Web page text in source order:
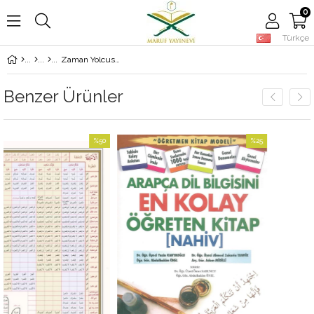
Türkçe
0
Zaman Yolcusuna Söylenecekler
Benzer Ürünler
İndirim
%50İndirim
%25
İndirim
%25İndirim